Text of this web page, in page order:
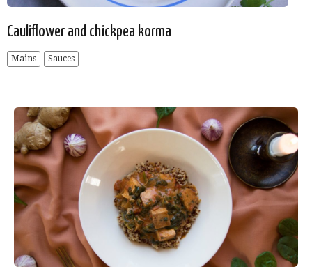
Cauliflower and chickpea korma
Mains Sauces